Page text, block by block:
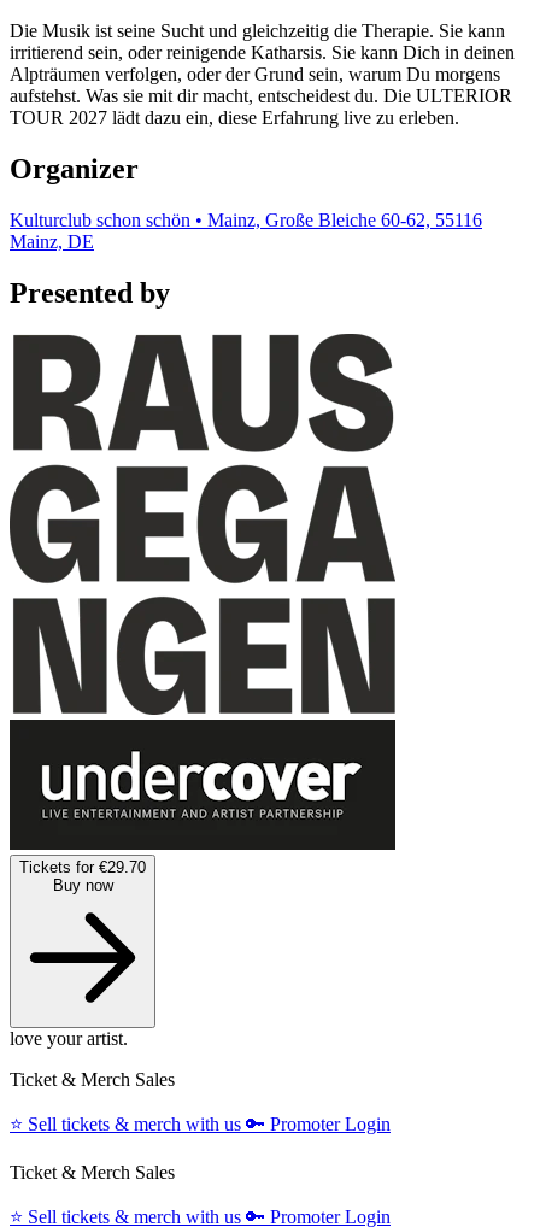
Die Musik ist seine Sucht und gleichzeitig die Therapie. Sie kann
irritierend sein, oder reinigende Katharsis. Sie kann Dich in deinen
Alpträumen verfolgen, oder der Grund sein, warum Du morgens
aufstehst. Was sie mit dir macht, entscheidest du. Die ULTERIOR
TOUR 2027 lädt dazu ein, diese Erfahrung live zu erleben.
Organizer
Kulturclub schon schön • Mainz, Große Bleiche 60-62, 55116
Mainz, DE
Presented by
Tickets for €29.70
Buy now
love your artist.
Ticket & Merch Sales
⭐️ Sell tickets & merch with us 🔑 Promoter Login
Ticket & Merch Sales
⭐️ Sell tickets & merch with us 🔑 Promoter Login